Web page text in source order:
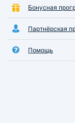
Бонусная
Партнёрская
Помощь